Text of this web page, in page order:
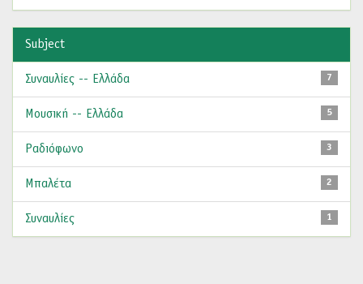
Subject
7
Συναυλίες -- Ελλάδα
5
Μουσική -- Ελλάδα
3
Ραδιόφωνο
2
Μπαλέτα
1
Συναυλίες